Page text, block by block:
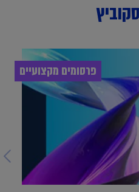
פרסומים מקצועיים